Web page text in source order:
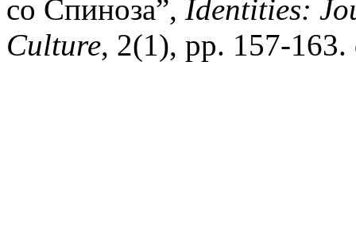
со Спиноза”, Identities:
Culture, 2(1), pp. 157-